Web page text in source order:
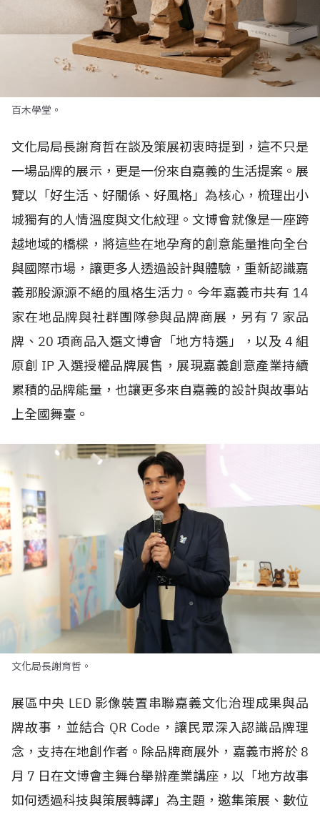
百木學堂。
文化局局長謝育哲在談及策展初衷時提到，這不只是
一場品牌的展示，更是一份來自嘉義的生活提案。展
覽以「好生活、好關係、好風格」為核心，梳理出小
城獨有的人情溫度與文化紋理。文博會就像是一座跨
越地域的橋樑，將這些在地孕育的創意能量推向全台
與國際市場，讓更多人透過設計與體驗，重新認識嘉
義那股源源不絕的風格生活力。今年嘉義市共有 14
家在地品牌與社群團隊參與品牌商展，另有 7 家品
牌、 20 項商品入選文博會「地方特選」，以及 4 組
原創 IP 入選授權品牌展售，展現嘉義創意產業持續
累積的品牌能量，也讓更多來自嘉義的設計與故事站
上全國舞臺。
文化局長謝育哲。
展區中央 LED 影像裝置串聯嘉義文化治理成果與品
牌故事，並結合 QR Code ，讓民眾深入認識品牌理
念，支持在地創作者。除品牌商展外，嘉義市將於 8
月 7 日在文博會主舞台舉辦產業講座，以「地方故事
如何透過科技與策展轉譯」為主題，邀集策展、數位